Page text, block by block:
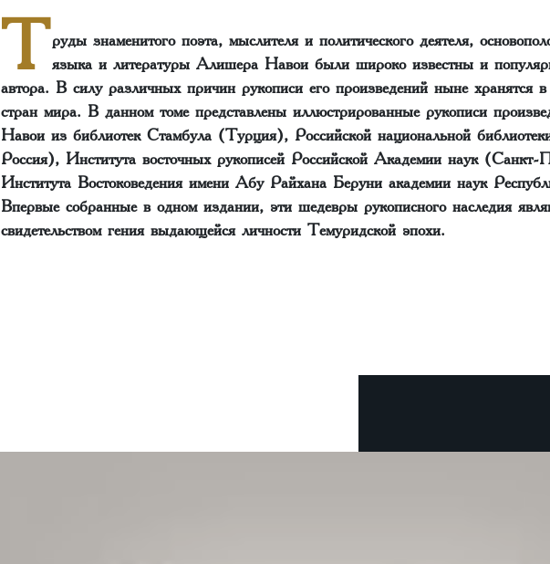
Т руды знаменитого поэта, мыслителя и политического деятеля,
языка и литературы Алишера Навои были широко известны и
автора. В силу различных причин рукописи его произведений ныне хранятся
стран мира. В данном томе представлены иллюстрированные рукописи
Навои из библиотек Стамбула (Турция), Российской национальной
Россия), Института восточных рукописей Российской Академии наук (Санкт-
Института Востоковедения имени Абу Райхана Беруни академии наук
Впервые собранные в одном издании, эти шедевры рукописного наследия
свидетельством гения выдающейся личности Темуридской эпохи.